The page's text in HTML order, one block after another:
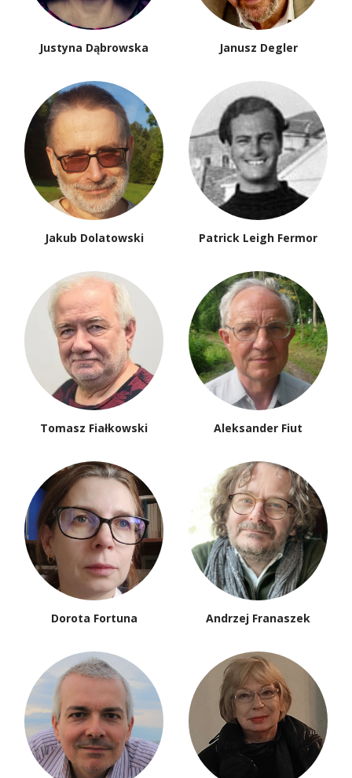
Justyna Dąbrowska Janusz Degler
Jakub Dolatowski Patrick Leigh Fermor
Tomasz Fiałkowski Aleksander Fiut
Dorota Fortuna Andrzej Franaszek